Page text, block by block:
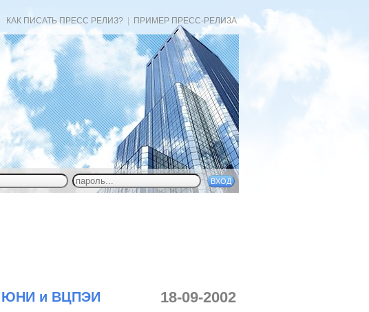
КАК ПИСАТЬ ПРЕСС РЕЛИЗ? ПРИМЕР ПРЕСС-РЕЛИЗА
ЮНИ и ВЦПЭИ 18-09-2002